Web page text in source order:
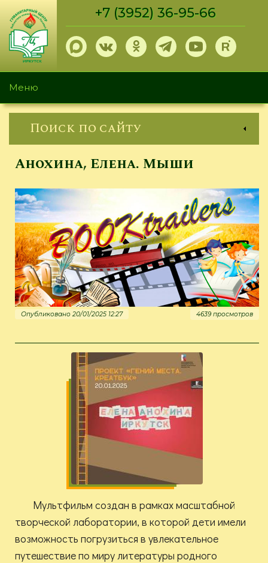
Перейти
основному
содержанию
+7 (3952) 36-95-66
Меню
Поиск по сайту
Анохина, Елена. Мыши
Опубликовано 20/01/2025 12:27 4639 просмотров
Мультфильм создан в рамках масштабной
творческой лаборатории, в которой дети имели
возможность погрузиться в увлекательное
путешествие по миру литературы родного